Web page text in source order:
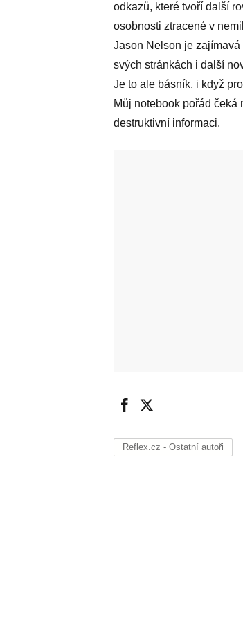
odkazů, které tvoří další
osobnosti ztracené v
Jason Nelson je
svých stránkách i další
Je to ale básník, i když
Můj notebook pořád čeká
destruktivní informaci.
Reflex.cz - Ostatní autoři